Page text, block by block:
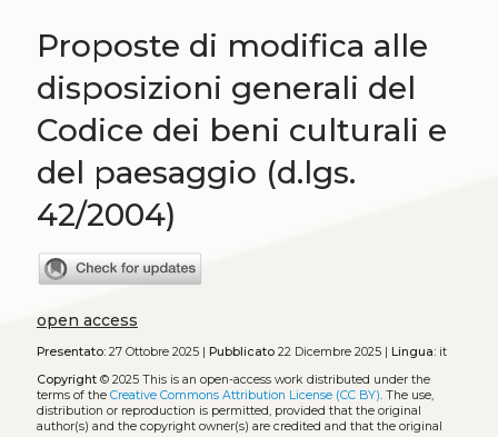
Proposte di modifica alle
disposizioni generali del
Codice dei beni culturali e
del paesaggio (d.lgs.
42/2004)
open access
Presentato:27 Ottobre 2025 | Pubblicato22 Dicembre 2025 | Lingua:it
Copyright© 2025 This is an open-access work distributed under the
terms of the Creative Commons Attribution License (CC BY). The use,
distribution or reproduction is permitted, provided that the original
author(s) and the copyright owner(s) are credited and that the original